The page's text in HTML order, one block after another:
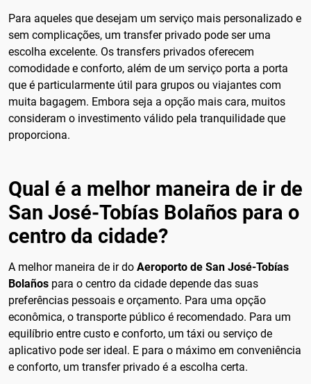
Para aqueles que desejam um serviço mais personalizado e
sem complicações, um transfer privado pode ser uma
escolha excelente. Os transfers privados oferecem
comodidade e conforto, além de um serviço porta a porta
que é particularmente útil para grupos ou viajantes com
muita bagagem. Embora seja a opção mais cara, muitos
consideram o investimento válido pela tranquilidade que
proporciona.
Qual é a melhor maneira de ir de
San José-Tobías Bolaños para o
centro da cidade?
A melhor maneira de ir do Aeroporto de San José-Tobías
Bolaños para o centro da cidade depende das suas
preferências pessoais e orçamento. Para uma opção
econômica, o transporte público é recomendado. Para um
equilíbrio entre custo e conforto, um táxi ou serviço de
aplicativo pode ser ideal. E para o máximo em conveniência
e conforto, um transfer privado é a escolha certa.